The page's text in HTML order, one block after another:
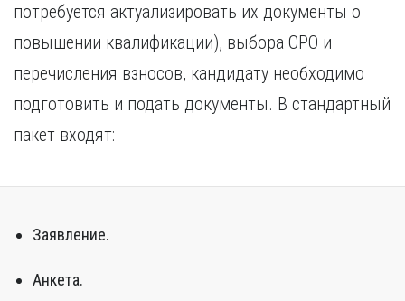
потребуется актуализировать их документы о
повышении квалификации), выбора СРО и
перечисления взносов, кандидату необходимо
подготовить и подать документы. В стандартный
пакет входят:
Заявление.
Анкета.